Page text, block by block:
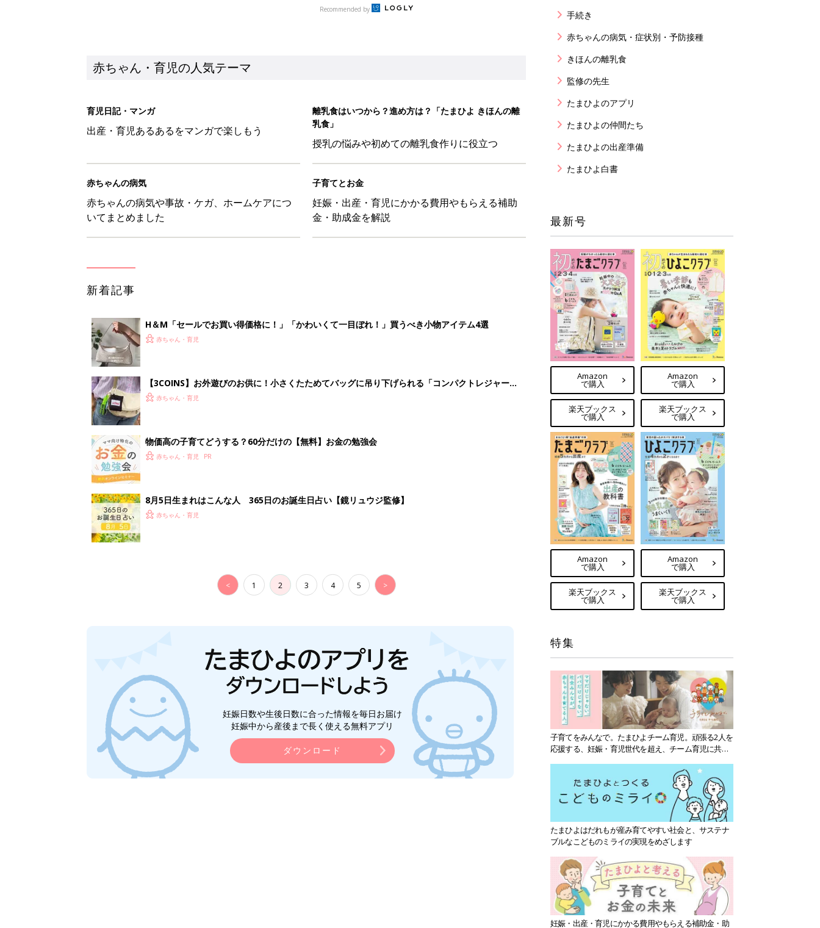
Recommended by
赤ちゃん・育児の人気テーマ
育児日記・マンガ
出産・育児あるあるをマンガで楽しもう
離乳食はいつから？進め方は？「たまひよ きほんの離
乳食」
授乳の悩みや初めての離乳食作りに役立つ
赤ちゃんの病気
赤ちゃんの病気や事故・ケガ、ホームケアにつ
いてまとめました
子育てとお金
妊娠・出産・育児にかかる費用やもらえる補助
金・助成金を解説
新着記事
H＆М「セールでお買い得価格に！」「かわいくて一目ぼれ！」買うべき小物アイテム4選
赤ちゃん・育児
【3COINS】お外遊びのお供に！小さくたためてバッグに吊り下げられる「コンパクトレジャーシ
ート」
赤ちゃん・育児
物価高の子育てどうする？60分だけの【無料】お金の勉強会
赤ちゃん・育児
8月5日生まれはこんな人 365日のお誕生日占い【鏡リュウジ監修】
赤ちゃん・育児
< 1 2 3 4 5 >
妊娠日数や生後日数に合った情報を毎日お届け
妊娠中から産後まで長く使える無料アプリ
ダウンロード
手続き
赤ちゃんの病気・症状別・予防接種
きほんの離乳食
監修の先生
たまひよのアプリ
たまひよの仲間たち
たまひよの出産準備
たまひよ白書
最新号
Amazon
で購入
楽天ブックス
で購入
Amazon
で購入
楽天ブックス
で購入
Amazon
で購入
楽天ブックス
で購入
Amazon
で購入
楽天ブックス
で購入
特集
子育てをみんなで。たまひよチーム育児。頑張る2人を
応援する、妊娠・育児世代を超え、チーム育児に共感
たまひよはだれもが産み育てやすい社会と、サステナ
ブルなこどものミライの実現をめざします
妊娠・出産・育児にかかる費用やもらえる補助金・助